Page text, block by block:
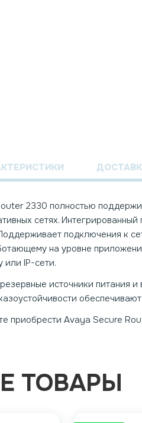
2330 полностью
сетях.
подключения к
на уровне
или IP-сети.
источники питания
приобрести Avaya Secure
ТОВАРЫ